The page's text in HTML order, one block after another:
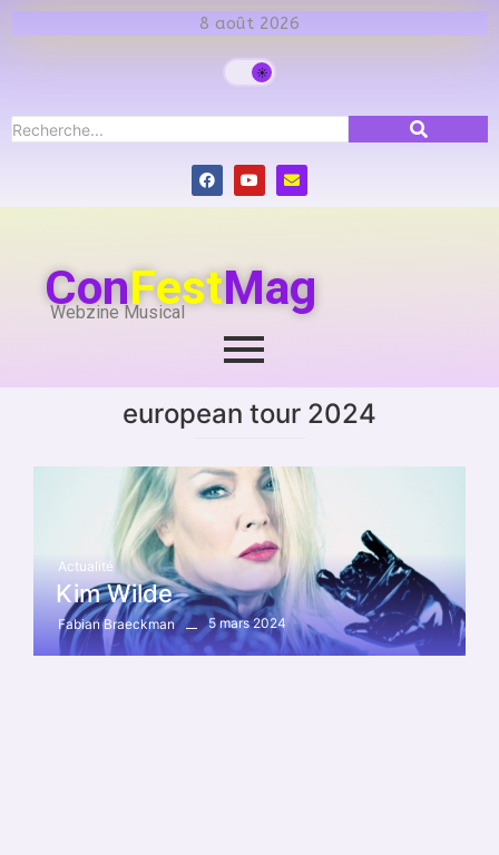
8 août 2026
ConFestMag
Webzine Musical
european tour 2024
Actualité
Kim Wilde
Fabian Braeckman 5 mars 2024